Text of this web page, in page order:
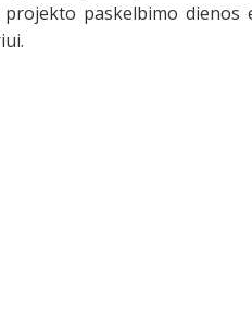
paskelbimo dienos